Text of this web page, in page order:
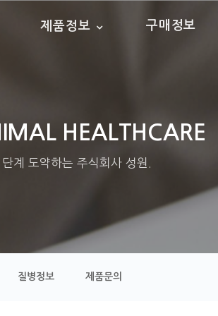
제품정보 구매정보
HEALTHCARE
계 도약하는 주식회사 성원.
질병정보 제품문의